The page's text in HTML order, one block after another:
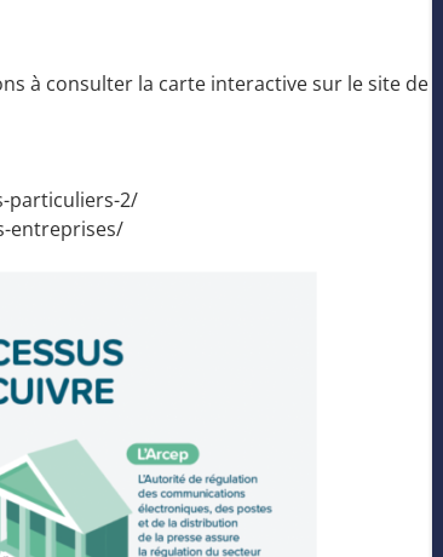
à consulter la carte interactive sur le site de La
particuliers-2/
entreprises/